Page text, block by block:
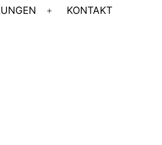
Menü
KONTAKT